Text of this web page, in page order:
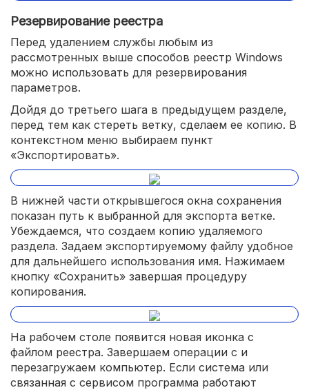
Резервирование реестра
Перед удалением службы любым из
рассмотренных выше способов реестр Windows
можно использовать для резервирования
параметров.
Дойдя до третьего шага в предыдущем разделе,
перед тем как стереть ветку, сделаем ее копию. В
контекстном меню выбираем пункт
«Экспортировать».
В нижней части открывшегося окна сохранения
показан путь к выбранной для экспорта ветке.
Убеждаемся, что создаем копию удаляемого
раздела. Задаем экспортируемому файлу удобное
для дальнейшего использования имя. Нажимаем
кнопку «Сохранить» завершая процедуру
копирования.
На рабочем столе появится новая иконка с
файлом реестра. Завершаем операции с и
перезагружаем компьютер. Если система или
связанная с сервисом программа работают